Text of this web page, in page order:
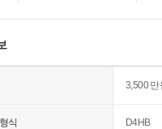
3,500 만
식 D4HB